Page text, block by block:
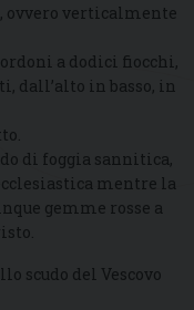
ovvero verticalmente
a dodici fiocchi,
dall’alto in basso, in
di foggia sannitica,
mentre la
gemme rosse a
scudo del Vescovo